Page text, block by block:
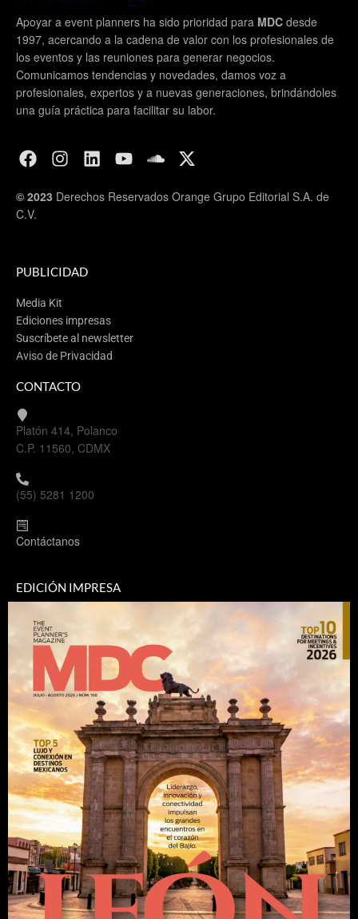
Apoyar a event planners ha sido prioridad para MDC desde
1997, acercando a la cadena de valor con los profesionales de
los eventos y las reuniones para generar negocios.
Comunicamos tendencias y novedades, damos voz a
profesionales, expertos y a nuevas generaciones, brindándoles
una guía práctica para facilitar su labor.
© 2023 Derechos Reservados Orange Grupo Editorial S.A. de
C.V.
PUBLICIDAD
Media Kit
Ediciones impresas
Suscríbete al newsletter
Aviso de Privacidad
CONTACTO
Platón 414, Polanco
C.P. 11560, CDMX
(55) 5281 1200
Contáctanos
EDICIÓN IMPRESA